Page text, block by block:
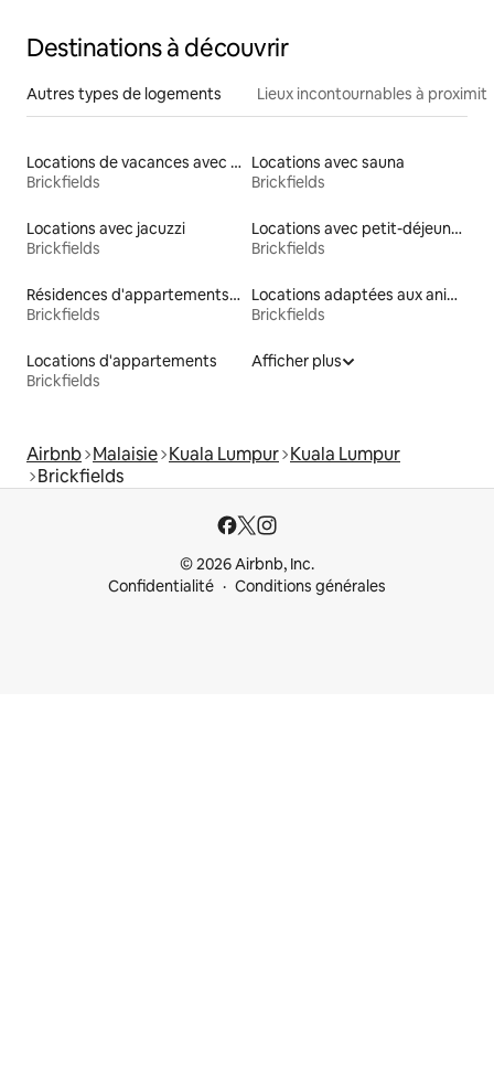
Destinations à découvrir
Autres types de logements Lieux incontournables à
Locations de vacances avec piscine
Brickfields
Locations avec sauna
Brickfields
Locations avec jacuzzi
Brickfields
Locations avec petit-déjeuner
Brickfields
Résidences d'appartements en location
Brickfields
Locations adaptées aux animaux
Brickfields
Locations d'appartements
Brickfields
Afficher plus
Airbnb Malaisie Kuala Lumpur Kuala Lumpur
Brickfields
© 2026 Airbnb, Inc.
Confidentialité
Conditions générales